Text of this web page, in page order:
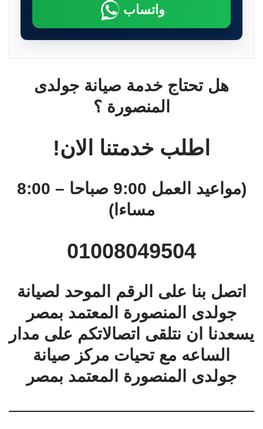
واتساب
هل تحتاج خدمة صيانة جولدى
المنصورة ؟
اطلب خدمتنا الان!
(مواعيد العمل 9:00 صباحا – 8:00
مساءا)
01008049504
اتصل بنا على الرقم الموحد لصيانة
جولدى المنصورة المعتمد بمصر
يسعدنا ان نتلقى اتصالاتكم على مدار
الساعه مع تحيات مركز صيانة
جولدى المنصورة المعتمد بمصر